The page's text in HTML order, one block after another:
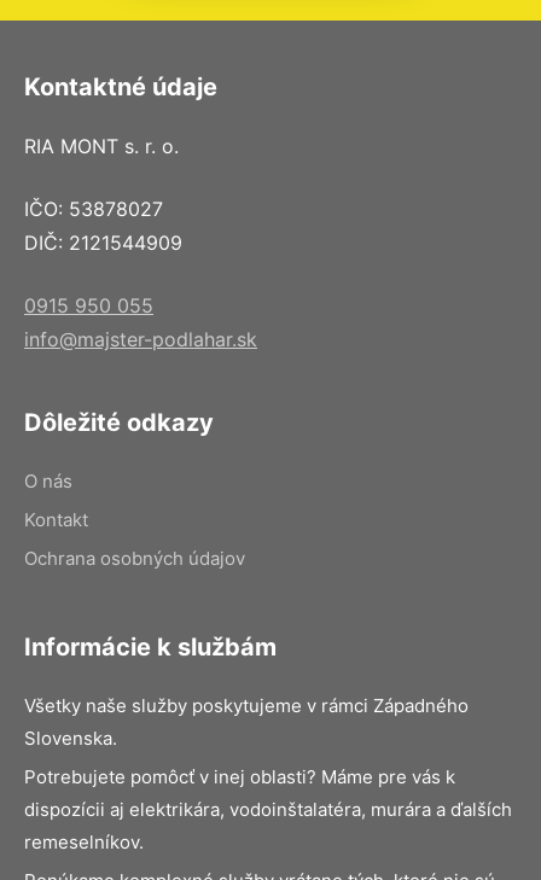
Kontaktné údaje
RIA MONT s. r. o.
IČO: 53878027
DIČ: 2121544909
0915 950 055
info@majster-podlahar.sk
Dôležité odkazy
O nás
Kontakt
Ochrana osobných údajov
Informácie k službám
Všetky naše služby poskytujeme v rámci Západného
Slovenska.
Potrebujete pomôcť v inej oblasti? Máme pre vás k
dispozícii aj elektrikára, vodoinštalatéra, murára a ďalších
remeselníkov.